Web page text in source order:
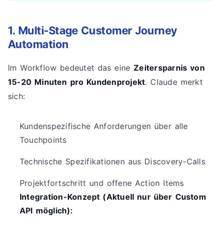
1. Multi-Stage Customer Journey
Automation
Im Workflow bedeutet das eineZeitersparnis von
15-20 Minuten pro Kundenprojekt. Claude merkt
sich:
Kundenspezifische Anforderungen über alle
Touchpoints
Technische Spezifikationen aus Discovery-Calls
Projektfortschritt und offene Action Items
Integration-Konzept (Aktuell nur über Custom
API möglich):